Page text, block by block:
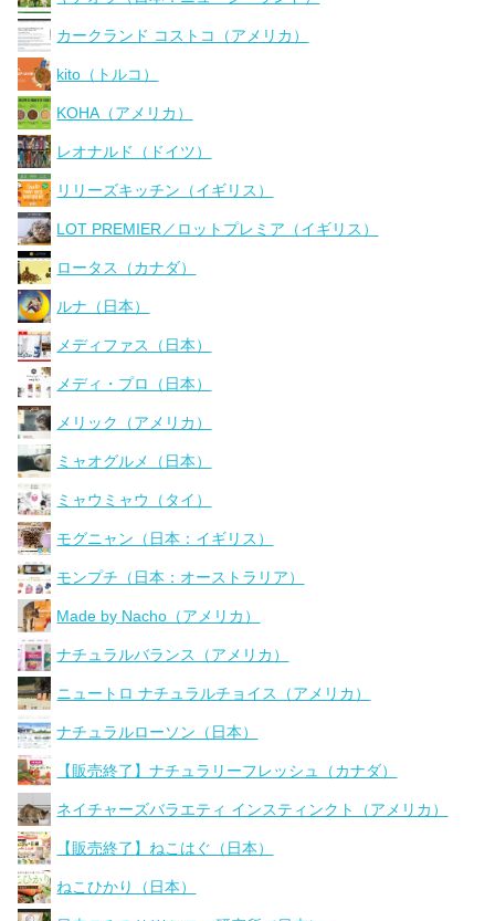
カークランド コストコ（アメリカ）
kito（トルコ）
KOHA（アメリカ）
レオナルド（ドイツ）
リリーズキッチン（イギリス）
LOT PREMIER／ロットプレミア（イギリス）
ロータス（カナダ）
ルナ（日本）
メディファス（日本）
メディ・プロ（日本）
メリック（アメリカ）
ミャオグルメ（日本）
ミャウミャウ（タイ）
モグニャン（日本：イギリス）
モンプチ（日本：オーストラリア）
Made by Nacho（アメリカ）
ナチュラルバランス（アメリカ）
ニュートロ ナチュラルチョイス（アメリカ）
ナチュラルローソン（日本）
【販売終了】ナチュラリーフレッシュ（カナダ）
ネイチャーズバラエティ インスティンクト（アメリカ）
【販売終了】ねこはぐ（日本）
ねこひかり（日本）